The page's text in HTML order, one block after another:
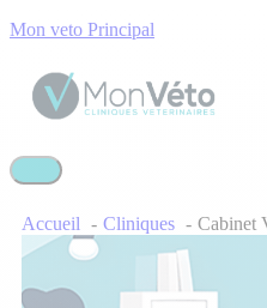
Mon veto Principal
Accueil Cliniques Cabinet